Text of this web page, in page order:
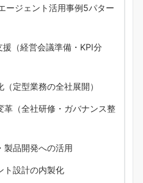
ージェント活用事例5パター
（経営会議準備・KPI分
定型業務の全社展開）
革（全社研修・ガバナンス整
製品開発への活用
ト設計の内製化